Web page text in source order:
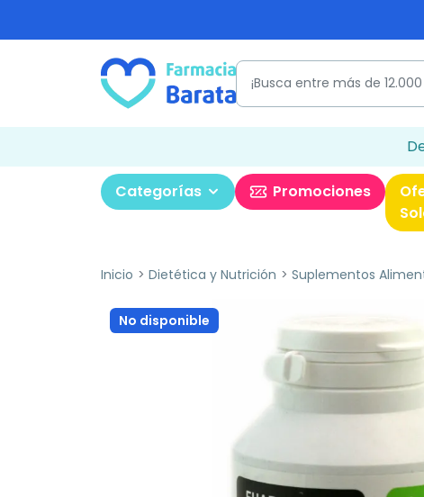
Categorías Promociones
Inicio Dietética y Nutrición Suplementos
No disponible